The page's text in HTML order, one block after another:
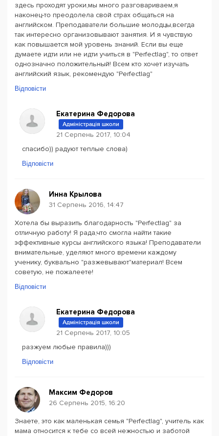
здесь проходят уроки,мы много разговариваем,я
наконец-то преодолела свой страх общаться на
английском. Преподаватели большие молодцы,всегда
так интересно организовывают занятия. И я чувствую
как повышается мой уровень знаний. Если вы еще
думаете идти или не идти учиться в "Perfectlag", то ответ
однозначно положительный! Всем кто хочет изучать
английский язык, рекомендую "Perfectlag"
Відповісти
Екатерина Федорова
Адміністрація школи
21 Серпень 2017, 10:04
спасибо)) радуют теплые слова)
Відповісти
Инна Крылова
31 Серпень 2016, 14:47
Хотела бы выразить благодарность "Perfectlag" за
отличную работу! Я рада,что смогла найти такие
эффективные курсы английского языка! Преподаватели
внимательные, уделяют много времени каждому
ученику, буквально "разжевывают"материал! Всем
советую, не пожалеете!
Відповісти
Екатерина Федорова
Адміністрація школи
21 Серпень 2017, 10:05
разжуем любые правила)))
Відповісти
Максим Федоров
26 Серпень 2015, 16:20
Знаете, это как маленькая семья "Perfectlag", учитель как
мама относится к тебе со всей нежностью и заботой